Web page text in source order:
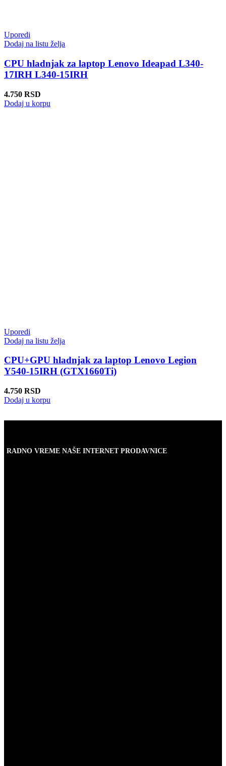
Uporedi
Dodaj na listu želja
CPU hladnjak za laptop Lenovo Ideapad L340-
17IRH L340-15IRH
4.750 RSD
Dodaj u korpu
Uporedi
Dodaj na listu želja
CPU+GPU hladnjak za laptop Lenovo Legion
Y540-15IRH (GTX1660Ti)
4.750 RSD
Dodaj u korpu
RADNO VREME NAŠE INTERNET PRODAVNICE